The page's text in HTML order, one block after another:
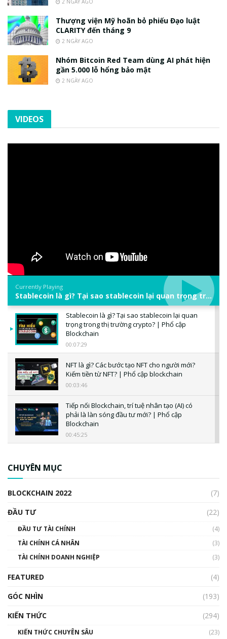
2 NGÀY AGO
Thượng viện Mỹ hoãn bỏ phiếu Đạo luật
CLARITY đến tháng 9
2 NGÀY AGO
Nhóm Bitcoin Red Team dùng AI phát hiện
gần 5.000 lỗ hổng bảo mật
2 NGÀY AGO
VIDEOS
Currently Playing
Stablecoin là gì? Tại sao stablecoin lại quan trọng trong thị trường crypto? | Phổ cập Blockchain
Stablecoin là gì? Tại sao stablecoin lại quan
trọng trong thị trường crypto? | Phổ cập
Blockchain
00:07:29
NFT là gì? Các bước tạo NFT cho người mới?
Kiếm tiền từ NFT? | Phổ cập blockchain
00:03:46
Tiếp nối Blockchain, trí tuệ nhân tạo (AI) có
phải là làn sóng đầu tư mới? | Phổ cập
Blockchain
00:45:25
00:02:14
Nhìn lại năm 2022: Những sự kiện ảnh hưởng
đến hệ sinh thái tiền mã hoá | Phổ cập
CHUYÊN MỤC
BLOCKCHAIN 2022
(7)
ĐẦU TƯ
(22)
ĐẦU TƯ TÀI CHÍNH
(4)
TÀI CHÍNH CÁ NHÂN
(3)
TÀI CHÍNH DOANH NGHIỆP
(3)
FEATURED
(4)
GÓC NHÌN
(193)
KIẾN THỨC
(294)
KIẾN THỨC CHUYÊN SÂU
(23)